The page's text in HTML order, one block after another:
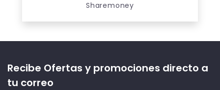
Sharemoney
Recibe Ofertas y promociones directo a
tu correo